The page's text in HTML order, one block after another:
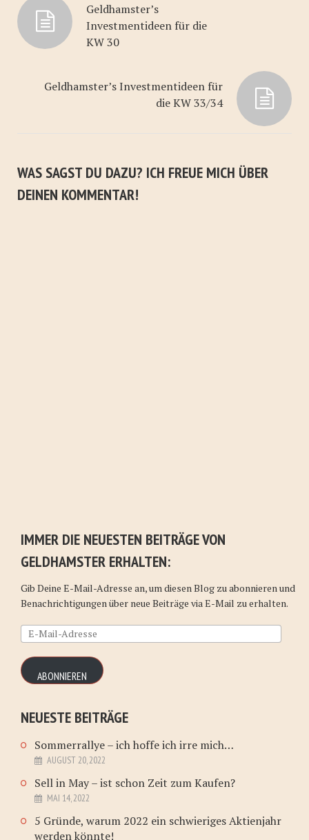
Geldhamster’s
Investmentideen für die
KW 30
Geldhamster’s Investmentideen für
die KW 33/34
WAS SAGST DU DAZU? ICH FREUE MICH ÜBER
DEINEN KOMMENTAR!
IMMER DIE NEUESTEN BEITRÄGE VON
GELDHAMSTER ERHALTEN:
Gib Deine E-Mail-Adresse an, um diesen Blog zu abonnieren und
Benachrichtigungen über neue Beiträge via E-Mail zu erhalten.
E-
Mail-
Adresse
ABONNIEREN
NEUESTE BEITRÄGE
Sommerrallye – ich hoffe ich irre mich…
AUGUST 20, 2022
Sell in May – ist schon Zeit zum Kaufen?
MAI 14, 2022
5 Gründe, warum 2022 ein schwieriges Aktienjahr
werden könnte!